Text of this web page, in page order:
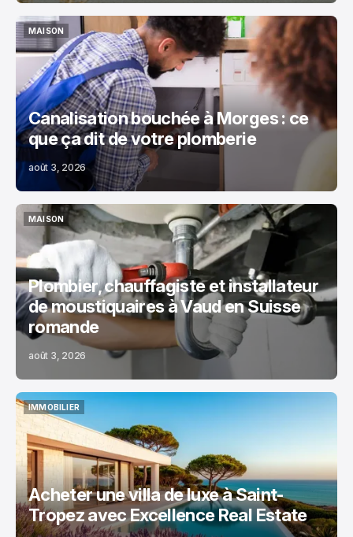
MAISON
MAISON
Canalisation bouchée à Morges : ce
que ça dit de votre plomberie
août 3, 2026
MAISON
MAISON
Plombier, chauffagiste et installateur
de moustiquaires à Vaud en Suisse
romande
août 3, 2026
IMMOBILIER
IMMOBILIER
Acheter une villa de luxe à Saint-
Tropez avec Excellence Real Estate